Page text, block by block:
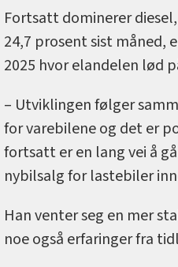
Fortsatt dominerer
24,7 prosent sist måned,
2025 hvor elandelen lød
– Utviklingen følger
for varebilene og det er
fortsatt er en lang vei å
nybilsalg for lastebiler
Han venter seg en mer
noe også erfaringer fra